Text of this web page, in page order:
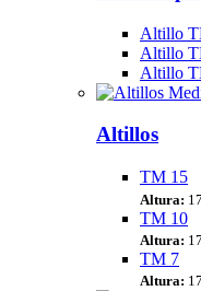
Altillo
Altillo
Altillo
Altillos
TM 15
Altura:
TM 10
Altura:
TM 7
Altura: